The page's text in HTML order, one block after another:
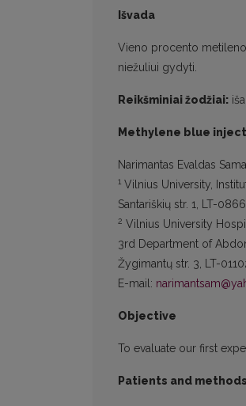
Išvada
Vieno procento
niežuliui gydyti.
Reikšminiai žodžiai:
Methylene blue
Narimantas Evaldas
1 Vilnius University,
Santariškių str. 1, LT-
2 Vilnius University
3rd Department of
Žygimantų str. 3, LT-
E-mail:
Objective
To evaluate our first
Patients and methods